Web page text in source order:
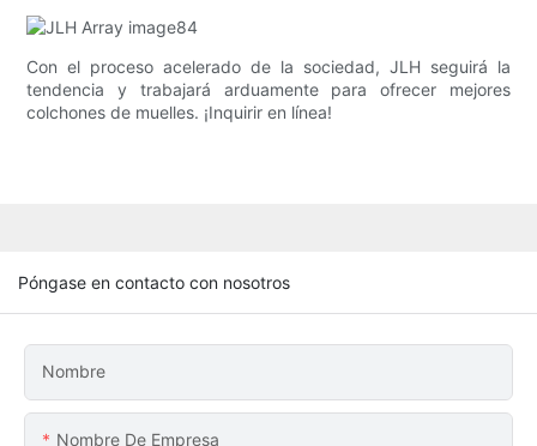
Con el proceso acelerado de la sociedad, JLH seguirá la
tendencia y trabajará arduamente para ofrecer mejores
colchones de muelles. ¡Inquirir en línea!
Póngase en contacto con nosotros
Nombre
Nombre De Empresa